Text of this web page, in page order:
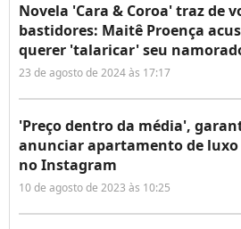
Novela 'Cara & Coroa' traz de
bastidores: Maitê Proença
querer 'talaricar' seu
23 de agosto de 2024 às 17:17
'Preço dentro da média',
anunciar apartamento de luxo
no Instagram
10 de agosto de 2023 às 10:25